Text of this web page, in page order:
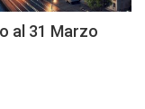
al 31 Marzo